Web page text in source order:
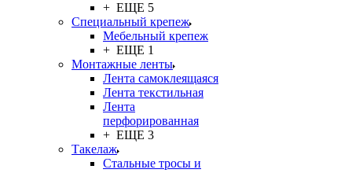
+ ЕЩЕ 5
Специальный крепеж
Мебельный крепеж
+ ЕЩЕ 1
Монтажные ленты
Лента самоклеящаяся
Лента текстильная
Лента
перфорированная
+ ЕЩЕ 3
Такелаж
Стальные тросы и